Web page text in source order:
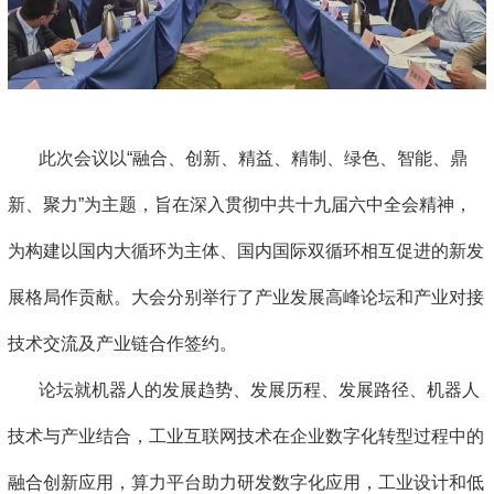
此次会议以“融合、创新、精益、精制、绿色、智能、鼎
新、聚力”为主题，旨在深入贯彻中共十九届六中全会精神，
为构建以国内大循环为主体、国内国际双循环相互促进的新发
展格局作贡献。大会分别举行了产业发展高峰论坛和产业对接
技术交流及产业链合作签约。
论坛就机器人的发展趋势、发展历程、发展路径、机器人
技术与产业结合，工业互联网技术在企业数字化转型过程中的
融合创新应用，算力平台助力研发数字化应用，工业设计和低